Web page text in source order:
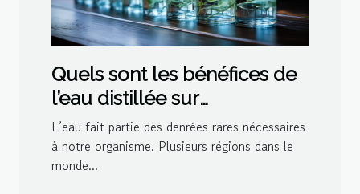
Quels sont les bénéfices de
l’eau distillée sur
l’organisme ?
L’eau fait partie des denrées rares nécessaires
à notre organisme. Plusieurs régions dans le
monde...